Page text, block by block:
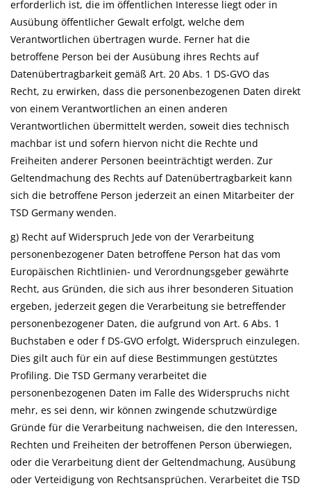
erforderlich ist, die im öffentlichen Interesse liegt oder in
Ausübung öffentlicher Gewalt erfolgt, welche dem
Verantwortlichen übertragen wurde. Ferner hat die
betroffene Person bei der Ausübung ihres Rechts auf
Datenübertragbarkeit gemäß Art. 20 Abs. 1 DS-GVO das
Recht, zu erwirken, dass die personenbezogenen Daten direkt
von einem Verantwortlichen an einen anderen
Verantwortlichen übermittelt werden, soweit dies technisch
machbar ist und sofern hiervon nicht die Rechte und
Freiheiten anderer Personen beeinträchtigt werden. Zur
Geltendmachung des Rechts auf Datenübertragbarkeit kann
sich die betroffene Person jederzeit an einen Mitarbeiter der
TSD Germany wenden.
g) Recht auf Widerspruch Jede von der Verarbeitung
personenbezogener Daten betroffene Person hat das vom
Europäischen Richtlinien- und Verordnungsgeber gewährte
Recht, aus Gründen, die sich aus ihrer besonderen Situation
ergeben, jederzeit gegen die Verarbeitung sie betreffender
personenbezogener Daten, die aufgrund von Art. 6 Abs. 1
Buchstaben e oder f DS-GVO erfolgt, Widerspruch einzulegen.
Dies gilt auch für ein auf diese Bestimmungen gestütztes
Profiling. Die TSD Germany verarbeitet die
personenbezogenen Daten im Falle des Widerspruchs nicht
mehr, es sei denn, wir können zwingende schutzwürdige
Gründe für die Verarbeitung nachweisen, die den Interessen,
Rechten und Freiheiten der betroffenen Person überwiegen,
oder die Verarbeitung dient der Geltendmachung, Ausübung
oder Verteidigung von Rechtsansprüchen. Verarbeitet die TSD